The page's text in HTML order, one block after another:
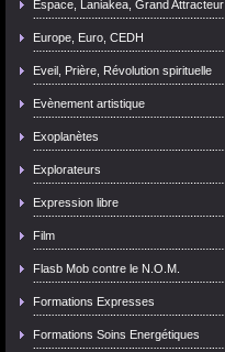
Espace, Laniakea, Grand Attracteur
Europe, Euro, CEDH
Eveil, Prière, Révolution spirituelle
Evènement artistique
Exoplanètes
Explorateurs
Expression libre
Film
Flasb Mob contre le N.O.M.
Formations Expresses
Formations Soins Energétiques